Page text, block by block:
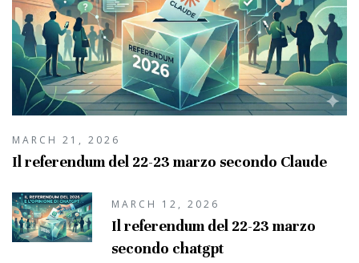
MARCH 21, 2026
Il referendum del 22-23 marzo secondo Claude
MARCH 12, 2026
Il referendum del 22-23 marzo
secondo chatgpt